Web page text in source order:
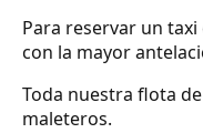
Para reservar un
con la mayor
Toda nuestra flota
maleteros.